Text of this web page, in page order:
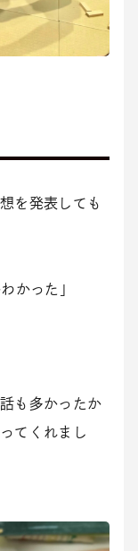
を発表しても
かった」
も多かったか
てくれまし